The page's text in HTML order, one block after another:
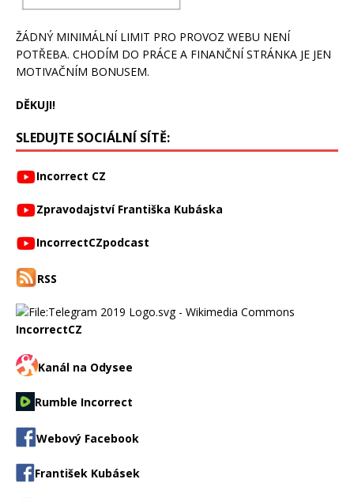
ŽÁDNÝ MINIMÁLNÍ LIMIT PRO PROVOZ WEBU NENÍ
POTŘEBA. CHODÍM DO PRÁCE A FINANČNÍ STRÁNKA JE JEN
MOTIVAČNÍM BONUSEM.
DĚKUJI!
SLEDUJTE SOCIÁLNÍ SÍTĚ:
Incorrect CZ
Zpravodajství Františka Kubáska
IncorrectCZpodcast
RSS
IncorrectCZ
Kanál na Odysee
Rumble Incorrect
Webový Facebook
František Kubásek